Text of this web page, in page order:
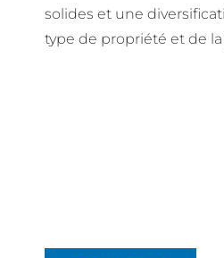
solides et une
type de propriété et de